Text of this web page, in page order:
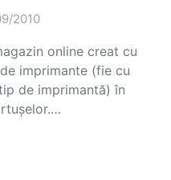
2010
online creat cu
imprimante (fie cu
de imprimantă) în